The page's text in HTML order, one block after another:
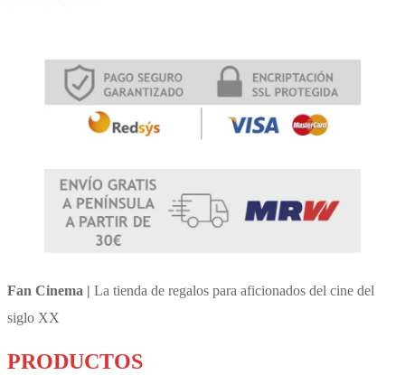
Fan Cinema | La tienda de regalos para aficionados del cine del
siglo XX
PRODUCTOS